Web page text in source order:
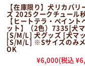
【在庫限り】犬リカバリ
ズ 2025クークチュール
【ヒートテラ・ペイント
ット】（2色）7335[犬
[S/M/L] 犬グッズ [犬マ
[S/M/L] ※Sサイズのみ
OK
¥6,000(税込